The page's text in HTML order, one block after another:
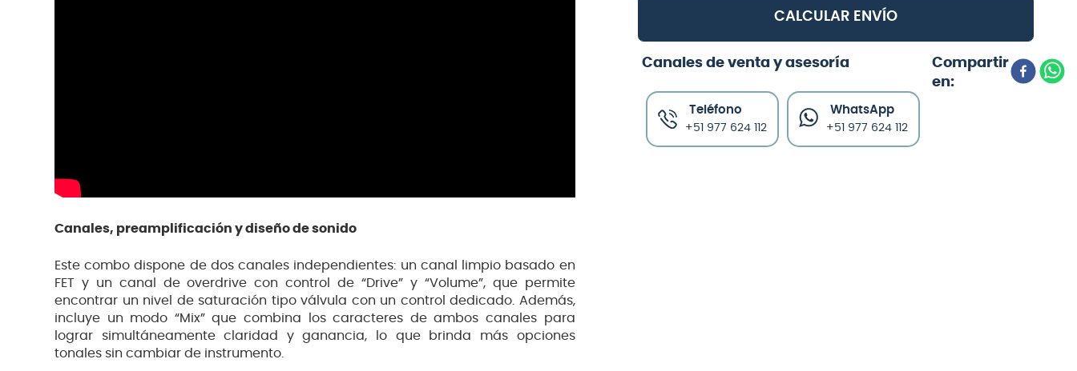
Canales, preamplificación y diseño de sonido
Este combo dispone de dos canales independientes: un canal limpio basado en
FET y un canal de overdrive con control de “Drive” y “Volume”, que permite
encontrar un nivel de saturación tipo válvula con un control dedicado. Además,
incluye un modo “Mix” que combina los caracteres de ambos canales para
lograr simultáneamente claridad y ganancia, lo que brinda más opciones
tonales sin cambiar de instrumento.
CALCULAR ENVÍO
Canales de venta y asesoría
Teléfono
+51 977 624 112
WhatsApp
+51 977 624 112